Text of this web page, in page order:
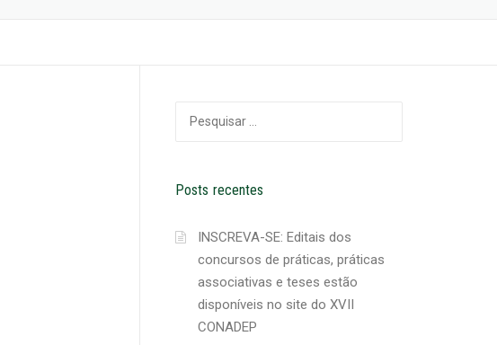
Posts recentes
INSCREVA-SE: Editais dos
concursos de práticas, práticas
associativas e teses estão
disponíveis no site do XVII
CONADEP